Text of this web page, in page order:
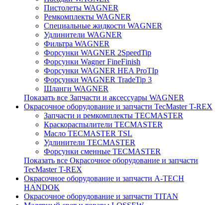
Пистолеты WAGNER
Ремкомплекты WAGNER
Специальные жидкости WAGNER
Удлинители WAGNER
Фильтра WAGNER
Форсунки WAGNER 2SpeedTip
Форсунки Wagner FineFinish
Форсунки WAGNER HEA ProTIp
Форсунки WAGNER TradeTip 3
Шланги WAGNER
Показать все Запчасти и аксессуары WAGNER
Окрасочное оборудование и запчасти TecMaster T-REX
Запчасти и ремкомплекты TECMASTER
Краскораспылители TECMASTER
Масло TECMASTER TSL
Удлинители TECMASTER
Форсунки сменные TECMASTER
Показать все Окрасочное оборудование и запчасти
TecMaster T-REX
Окрасочное оборудование и запчасти A-TECH
HANDOK
Окрасочное оборудование и запчасти TITAN